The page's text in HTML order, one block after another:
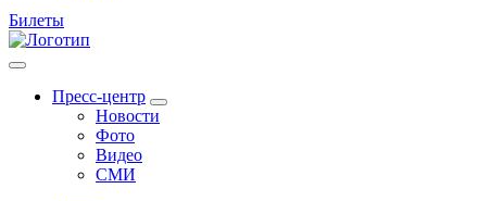
Билеты
Пресс-центр
Новости
Фото
Видео
СМИ